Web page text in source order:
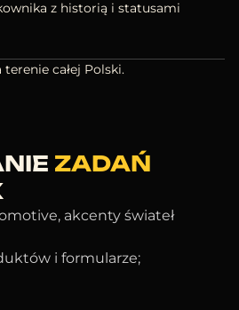
z historią i statusami
całej Polski.
ZADAŃ
akcenty świateł
i formularze;